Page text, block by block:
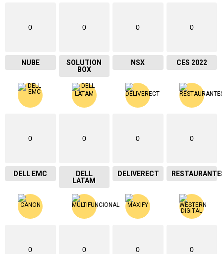
0
NUBE
0
SOLUTION
BOX
0
NSX
0
CES 2022
0
DELL EMC
0
DELL
LATAM
0
DELIVERECT
0
0 0 0 0